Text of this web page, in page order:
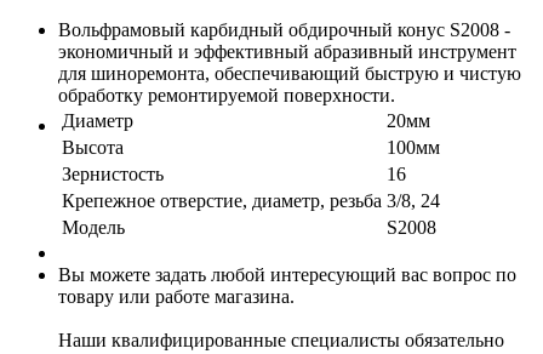
Вольфрамовый карбидный обдирочный конус S2008 -
экономичный и эффективный абразивный инструмент
для шиноремонта, обеспечивающий быструю и чистую
обработку ремонтируемой поверхности.
Диаметр
20мм
Высота
100мм
Зернистость
16
Крепежное отверстие, диаметр, резьба 3/8, 24
Модель
S2008
Вы можете задать любой интересующий вас вопрос по
товару или работе магазина.
Наши квалифицированные специалисты обязательно